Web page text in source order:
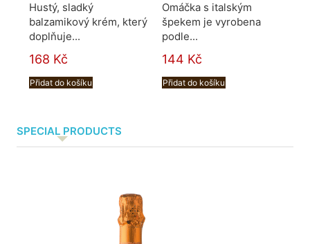
Hustý, sladký
balzamikový krém, který
doplňuje...
168 Kč
Přidat do košíku
Omáčka s italským
špekem je vyrobena
podle...
144 Kč
Přidat do košíku
SPECIAL PRODUCTS